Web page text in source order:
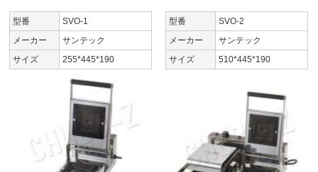
型番
SVO-1
メーカー
サンテック
サイズ
255*445*190
型番
SVO-2
メーカー
サンテック
サイズ
510*445*190